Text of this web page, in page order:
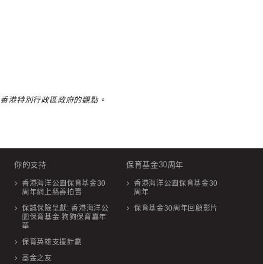
港特別行政區政府的觀點。
你的支持
香港海洋公園保育基金30
周年網上慈善拍賣
保誠保險呈獻: 香港海洋公
園保育基金 狗狗保育嘉年
華
保育英雄支援計劃
基金之友
保育基金30周年
香港海洋公園保育基金30
周年
保育基金30周年回顧影片